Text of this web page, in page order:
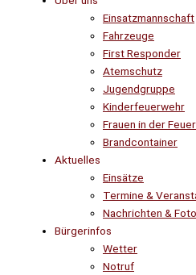
Einsatzmannschaft
Fahrzeuge
First Responder
Atemschutz
Jugendgruppe
Kinderfeuerwehr
Frauen in der
Brandcontainer
Aktuelles
Einsätze
Termine &
Nachrichten &
Bürgerinfos
Wetter
Notruf